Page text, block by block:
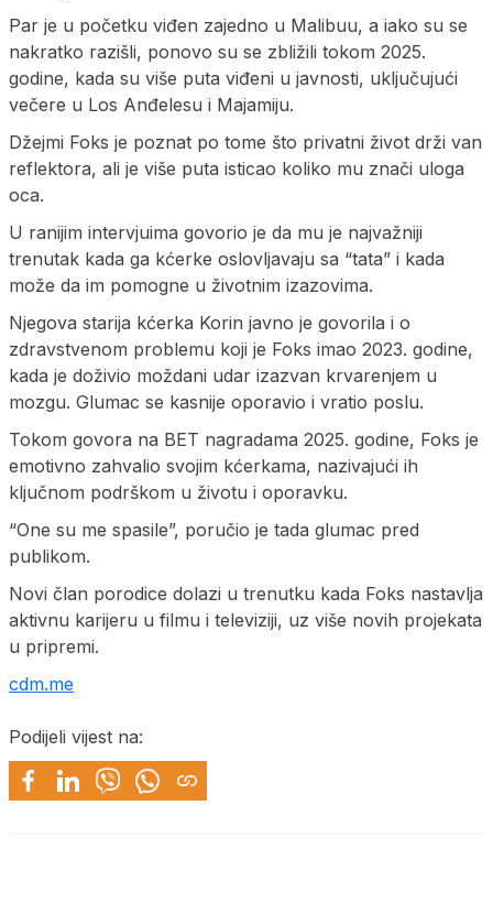
Par je u početku viđen zajedno u Malibuu, a iako su se
nakratko razišli, ponovo su se zbližili tokom 2025.
godine, kada su više puta viđeni u javnosti, uključujući
večere u Los Anđelesu i Majamiju.
Džejmi Foks je poznat po tome što privatni život drži van
reflektora, ali je više puta isticao koliko mu znači uloga
oca.
U ranijim intervjuima govorio je da mu je najvažniji
trenutak kada ga kćerke oslovljavaju sa “tata” i kada
može da im pomogne u životnim izazovima.
Njegova starija kćerka Korin javno je govorila i o
zdravstvenom problemu koji je Foks imao 2023. godine,
kada je doživio moždani udar izazvan krvarenjem u
mozgu. Glumac se kasnije oporavio i vratio poslu.
Tokom govora na BET nagradama 2025. godine, Foks je
emotivno zahvalio svojim kćerkama, nazivajući ih
ključnom podrškom u životu i oporavku.
“One su me spasile”, poručio je tada glumac pred
publikom.
Novi član porodice dolazi u trenutku kada Foks nastavlja
aktivnu karijeru u filmu i televiziji, uz više novih projekata
u pripremi.
cdm.me
Podijeli vijest na: